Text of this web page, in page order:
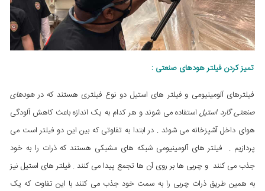
تمیز کردن فیلتر هودهای صنعتی :
فیلترهای آلومینیومی و فیلتر های استیل دو نوع فیلتری هستند که درهودهای
صنعتی گارد استیلاستفاده می شوند و هر کدام به یک اندازه باعث کاهش آلودگی
هوای داخل آشپزخانه می شوند . در ابتدا به تفاوتی که بین این دو فیلتر است می
پردازیم . فیلتر های آلومینیومی شبکه های مشبکی هستند که ذرات را به خود
جذب می کنند و چربی ها بر روی آن ها تجمع پیدا می کنند . فیلتر های استیل نیز
به همین طریق ذرات چربی را به سمت خود جذب می کنند با این تفاوت که یک